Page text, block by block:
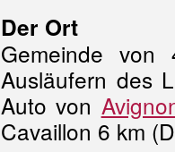
Der Ort
Gemeinde von
Ausläufern des
Auto von
Cavaillon 6 km